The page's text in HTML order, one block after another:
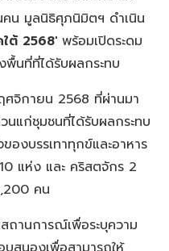
คน มูลนิธิศุภนิมิตฯ ดำเนิน
ต้ 2568′ พร้อมเปิดระดม
พื้นที่ที่ได้รับผลกระทบ
จิกายน 2568 ที่ผ่านมา
นแก่ชุมชนที่ได้รับผลกระทบ
งบรรเทาทุกข์และอาหาร
แห่ง และ คริสตจักร 2
คน
สถานการณ์เพื่อระบุความ